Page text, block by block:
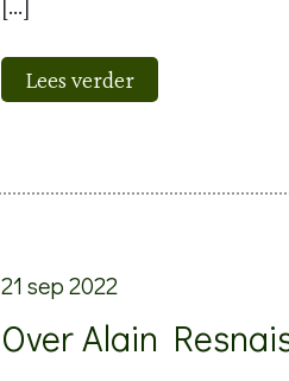
[…]
Lees verder
21 sep 2022
Over Alain